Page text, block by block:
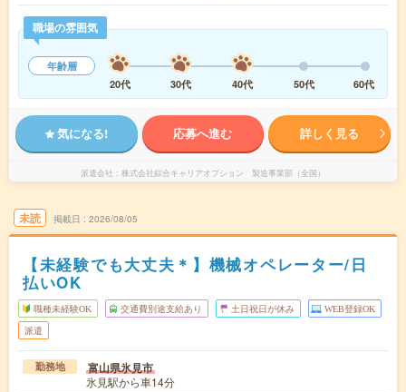
職場の雰囲気
年齢層
20代
30代 40代 50代 60代
気になる! 応募へ進む 詳しく見る
派遣会社 株式会社綜合キャリアオプション 製造事業部（全国）
未読 掲載日 2026/08/05
【未経験でも大丈夫＊】機械オペレーター/日
払いOK
職種未経験OK 交通費別途支給あり 土日祝日が休み WEB登録OK
派遣
勤務地 富山県氷見市
氷見駅から車14分